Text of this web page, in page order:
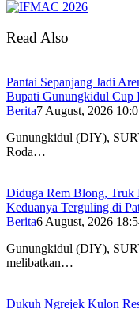
Read Also
Pantai Sepanjang Jadi
Bupati Gunungkidul Cup
Berita7 August, 2026
Gunungkidul (DIY),
Roda…
Diduga Rem Blong, Truk
Keduanya Terguling di
Berita6 August, 2026
Gunungkidul (DIY),
melibatkan…
Dukuh Ngrejek Kulon